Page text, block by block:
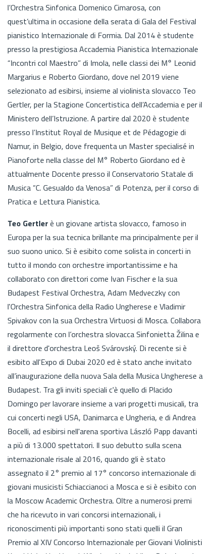
l’Orchestra Sinfonica Domenico Cimarosa, con
quest’ultima in occasione della serata di Gala del Festival
pianistico Internazionale di Formia. Dal 2014 è studente
presso la prestigiosa Accademia Pianistica Internazionale
“Incontri col Maestro” di Imola, nelle classi dei M° Leonid
Margarius e Roberto Giordano, dove nel 2019 viene
selezionato ad esibirsi, insieme al violinista slovacco Teo
Gertler, per la Stagione Concertistica dell’Accademia e per il
Ministero dell’Istruzione. A partire dal 2020 è studente
presso l’Institut Royal de Musique et de Pédagogie di
Namur, in Belgio, dove frequenta un Master specialisé in
Pianoforte nella classe del M° Roberto Giordano ed è
attualmente Docente presso il Conservatorio Statale di
Musica “C. Gesualdo da Venosa” di Potenza, per il corso di
Pratica e Lettura Pianistica.
Teo Gertlerè un giovane artista slovacco, famoso in
Europa per la sua tecnica brillante ma principalmente per il
suo suono unico. Si è esibito come solista in concerti in
tutto il mondo con orchestre importantissime e ha
collaborato con direttori come Ivan Fischer e la sua
Budapest Festival Orchestra, Adam Medveczky con
l'Orchestra Sinfonica della Radio Ungherese e Vladimir
Spivakov con la sua Orchestra Virtuosi di Mosca. Collabora
regolarmente con l’orchestra slovacca Sinfonietta Žilina e
il direttore d'orchestra Leoš Svárovský. Di recente si è
esibito all'Expo di Dubai 2020 ed è stato anche invitato
all’inaugurazione della nuova Sala della Musica Ungherese a
Budapest. Tra gli inviti speciali c'è quello di Placido
Domingo per lavorare insieme a vari progetti musicali, tra
cui concerti negli USA, Danimarca e Ungheria, e di Andrea
Bocelli, ad esibirsi nell'arena sportiva László Papp davanti
a più di 13.000 spettatori. Il suo debutto sulla scena
internazionale risale al 2016, quando gli è stato
assegnato il 2° premio al 17° concorso internazionale di
giovani musicisti Schiaccianoci a Mosca e si è esibito con
la Moscow Academic Orchestra. Oltre a numerosi premi
che ha ricevuto in vari concorsi internazionali, i
riconoscimenti più importanti sono stati quelli il Gran
Premio al XIV Concorso Internazionale per Giovani Violinisti